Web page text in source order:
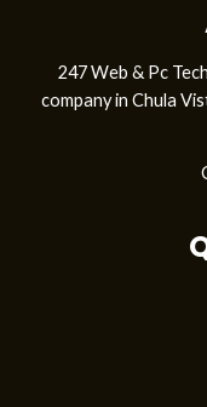
247 Web & Pc
company in Chula